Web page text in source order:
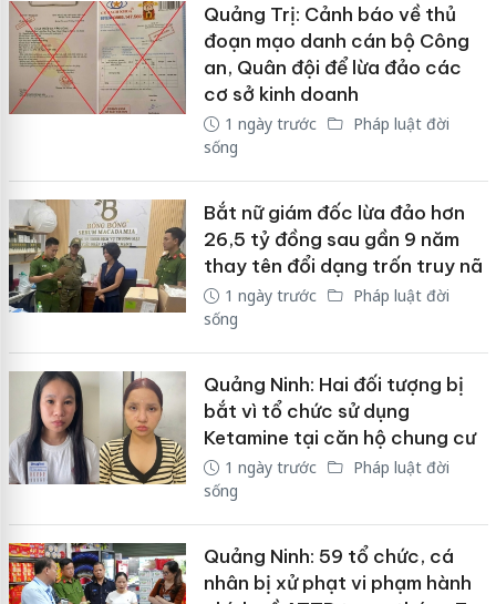
Quảng Trị: Cảnh báo về thủ
đoạn mạo danh cán bộ Công
an, Quân đội để lừa đảo các
cơ sở kinh doanh
1 ngày trước
Pháp luật đời
sống
Bắt nữ giám đốc lừa đảo hơn
26,5 tỷ đồng sau gần 9 năm
thay tên đổi dạng trốn truy nã
1 ngày trước
Pháp luật đời
sống
Quảng Ninh: Hai đối tượng bị
bắt vì tổ chức sử dụng
Ketamine tại căn hộ chung cư
1 ngày trước
Pháp luật đời
sống
Quảng Ninh: 59 tổ chức, cá
nhân bị xử phạt vi phạm hành